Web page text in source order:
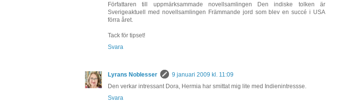
Författaren till uppmärksammade novellsamlingen Den indiske tolken är
Sverigeaktuell med novellsamlingen Främmande jord som blev en succé i USA
förra året.
Tack för tipset!
Svara
Lyrans Noblesser
9 januari 2009 kl. 11:09
Den verkar intressant Dora, Hermia har smittat mig lite med Indienintressse.
Svara